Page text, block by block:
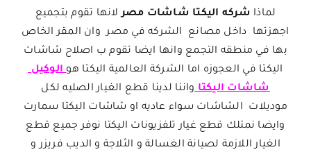
لماذا شركه اليكتا شاشات مصرلانها تقوم بتجميع
اجهزتها داخل مصانع الشركه في مصر وان المقر الخاص
بها في منطقه التجمع وانها ايضا تقوم ب اصلاح شاشات
اليكتا في العجوزه اما الشركة العالمية اليكتا هوالوكيل
شاشات اليكتاواننا لدينا قطع الغيار الصليه لكل
موديلات الشاشات سواء عاديه او شاشات اليكتا سمارت
وايضا نمتلك قطع غيار تلفزيونات اليكتا نوفر جميع قطع
الغيار اللازمة لصيانة الغسالة و الثلاجة و الديب فريزر و